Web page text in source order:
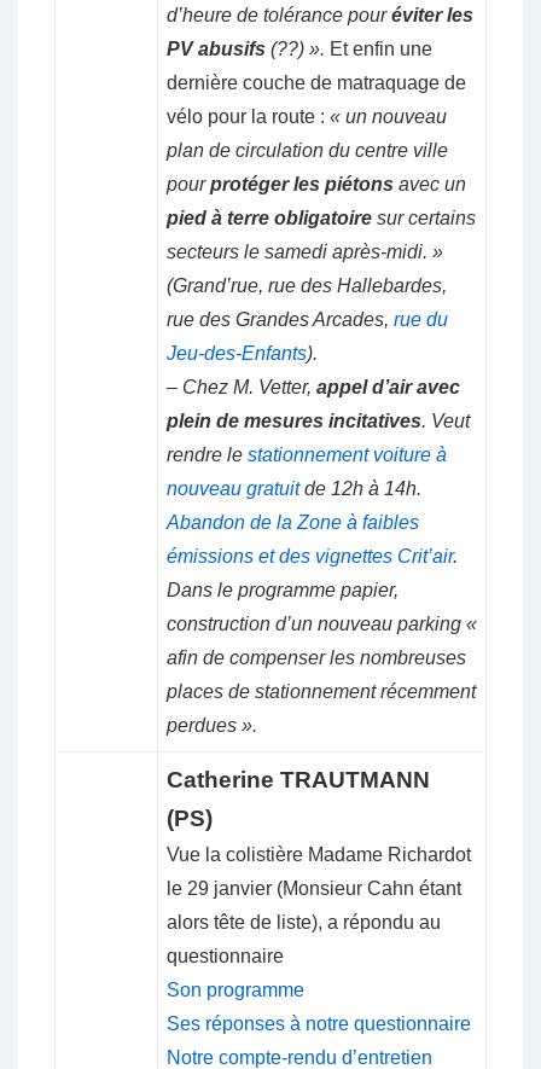
d’heure de tolérance pouréviter les
PV abusifs (??) ». Et enfin une
dernière couche de matraquage de
vélo pour la route : « un nouveau
plan de circulation du centre ville
pourprotéger les piétons avec un
pied à terre obligatoire sur certains
secteurs le samedi après-midi. »
(Grand’rue, rue des Hallebardes,
rue des Grandes Arcades, rue du
Jeu-des-Enfants).
– Chez M. Vetter, appel d’air avec
plein de mesures incitatives. Veut
rendre le stationnement voiture à
nouveau gratuitde 12h à 14h.
Abandon de la Zone à faibles
émissions et des vignettes Crit’air.
Dans le programme papier,
construction d’un nouveau parking «
afin de compenser les nombreuses
places de stationnement récemment
perdues ».
Catherine TRAUTMANN
(PS)
Vue la colistière Madame Richardot
le 29 janvier (Monsieur Cahn étant
alors tête de liste), a répondu au
questionnaire
Son programme
Ses réponses à notre questionnaire
Notre compte-rendu d’entretien